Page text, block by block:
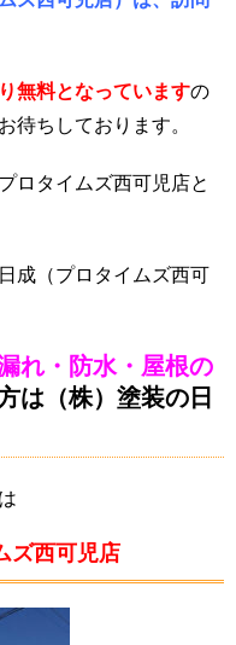
無料となっていますの
待ちしております。
ロタイムズ西可児店と
成（プロタイムズ西可
れ・防水・屋根の
は（株）塗装の日
ズ西可児店